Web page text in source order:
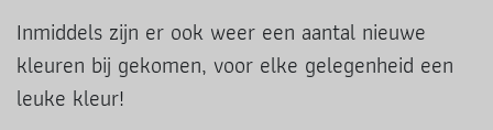
Inmiddels zijn er ook weer een aantal nieuwe
kleuren bij gekomen, voor elke gelegenheid een
leuke kleur!